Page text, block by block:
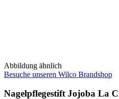
Abbildung ähnlich
Besuche unseren Wilco Brandshop
Nagelpflegestift Jojoba La